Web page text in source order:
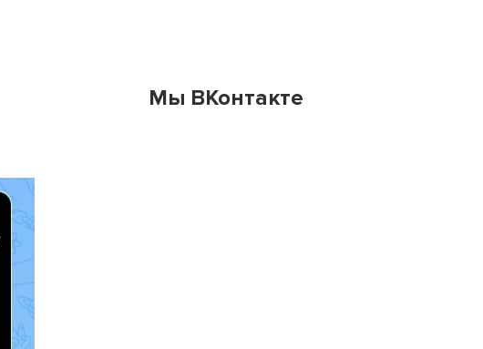
Мы ВКонтакте